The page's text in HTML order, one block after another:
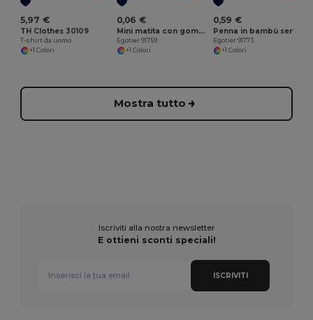
5,97 €
TH Clothes 30109
T-shirt da uomo
+1 Colori
0,06 €
Mini matita con gomma di durezza HB
Egotier 91759
+1 Colori
0,59 €
Egotier 91773
+1 Colori
Mostra tutto
Iscriviti alla nostra newsletter
E ottieni sconti speciali!
ISCRIVITI